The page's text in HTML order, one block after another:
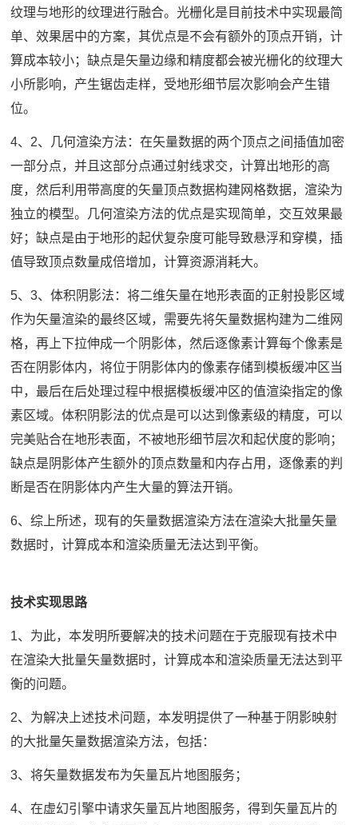
纹理与地形的纹理进行融合。光栅化是目前技术中实现最简
单、效果居中的方案，其优点是不会有额外的顶点开销，计
算成本较小；缺点是矢量边缘和精度都会被光栅化的纹理大
小所影响，产生锯齿走样，受地形细节层次影响会产生错
位。
4、2、几何渲染方法：在矢量数据的两个顶点之间插值加密
一部分点，并且这部分点通过射线求交，计算出地形的高
度，然后利用带高度的矢量顶点数据构建网格数据，渲染为
独立的模型。几何渲染方法的优点是实现简单，交互效果最
好；缺点是由于地形的起伏复杂度可能导致悬浮和穿模，插
值导致顶点数量成倍增加，计算资源消耗大。
5、3、体积阴影法：将二维矢量在地形表面的正射投影区域
作为矢量渲染的最终区域，需要先将矢量数据构建为二维网
格，再上下拉伸成一个阴影体，然后逐像素计算每个像素是
否在阴影体内，将位于阴影体内的像素存储到模板缓冲区当
中，最后在后处理过程中根据模板缓冲区的值渲染指定的像
素区域。体积阴影法的优点是可以达到像素级的精度，可以
完美贴合在地形表面，不被地形细节层次和起伏度的影响；
缺点是阴影体产生额外的顶点数量和内存占用，逐像素的判
断是否在阴影体内产生大量的算法开销。
6、综上所述，现有的矢量数据渲染方法在渲染大批量矢量
数据时，计算成本和渲染质量无法达到平衡。
技术实现思路
1、为此，本发明所要解决的技术问题在于克服现有技术中
在渲染大批量矢量数据时，计算成本和渲染质量无法达到平
衡的问题。
2、为解决上述技术问题，本发明提供了一种基于阴影映射
的大批量矢量数据渲染方法，包括：
3、将矢量数据发布为矢量瓦片地图服务；
4、在虚幻引擎中请求矢量瓦片地图服务，得到矢量瓦片的